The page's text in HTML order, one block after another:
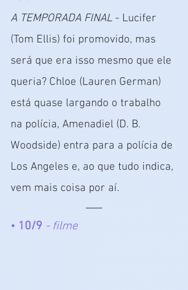
A TEMPORADA FINAL - Lucifer
(Tom Ellis) foi promovido, mas
será que era isso mesmo que ele
queria? Chloe (Lauren German)
está quase largando o trabalho
na polícia, Amenadiel (D. B.
Woodside) entra para a polícia de
Los Angeles e, ao que tudo indica,
vem mais coisa por aí.
• 10/9 - filme